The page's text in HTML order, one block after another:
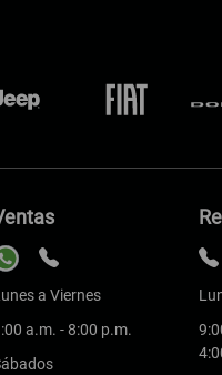
a Viernes
a.m. - 8:00 p.m.